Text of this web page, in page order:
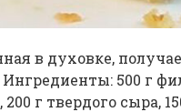
в духовке,
500 г
г твердого сыра,